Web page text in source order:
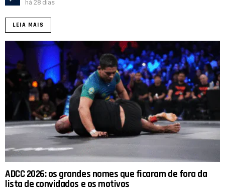
há 28 dias
LEIA MAIS
ADCC 2026: os grandes nomes que ficaram de fora da
lista de convidados e os motivos